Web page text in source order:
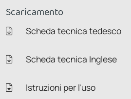
Scaricamento
Scheda tecnica tedesco
Scheda tecnica Inglese
Istruzioni per l'uso